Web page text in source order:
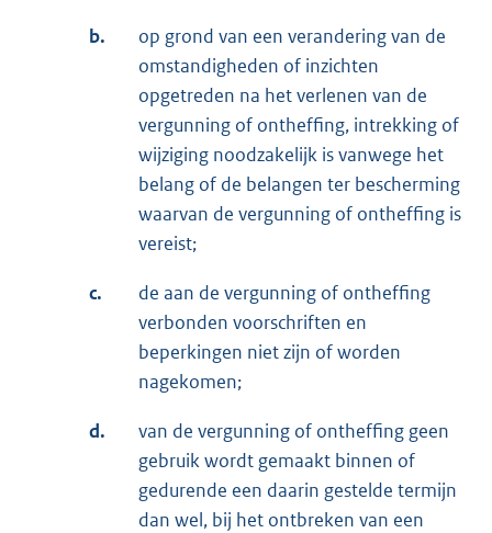
b.
op grond van een verandering van de
omstandigheden of inzichten
opgetreden na het verlenen van de
vergunning of ontheffing, intrekking of
wijziging noodzakelijk is vanwege het
belang of de belangen ter bescherming
waarvan de vergunning of ontheffing is
vereist;
c.
de aan de vergunning of ontheffing
verbonden voorschriften en
beperkingen niet zijn of worden
nagekomen;
d.
van de vergunning of ontheffing geen
gebruik wordt gemaakt binnen of
gedurende een daarin gestelde termijn
dan wel, bij het ontbreken van een